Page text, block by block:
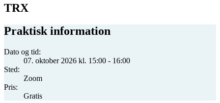
TRX
Praktisk information
Dato og tid:
07. oktober 2026 kl. 15:00 - 16:00
Sted:
Zoom
Pris:
Gratis